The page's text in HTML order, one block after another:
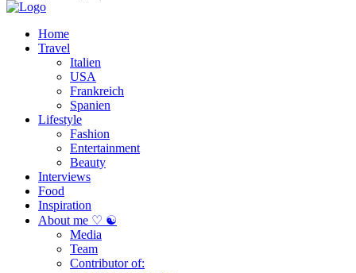
Home
Travel
Italien
USA
Frankreich
Spanien
Lifestyle
Fashion
Entertainment
Beauty
Interviews
Food
Inspiration
About me ♡ ☯
Media
Team
Contributor of: